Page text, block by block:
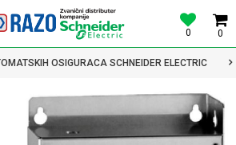
0
0
OSIGURACA SCHNEIDER ELECTRIC